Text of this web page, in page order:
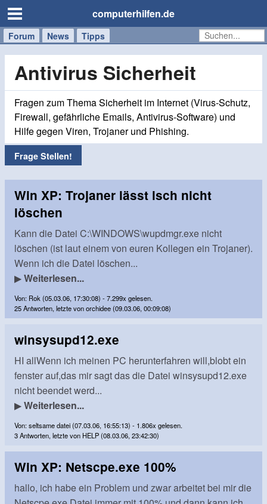
computerhilfen.de
Forum News Tipps
Handy
Windows
Mac
Antivirus Sicherheit
Fragen zum Thema Sicherheit im Internet (Virus-Schutz,
Firewall, gefährliche Emails, Antivirus-Software) und
Hilfe gegen Viren, Trojaner und Phishing.
Frage Stellen!
Win XP: Trojaner lässt isch nicht
löschen
Kann die Datei C:\WINDOWS\wupdmgr.exe nicht
löschen (ist laut einem von euren Kollegen ein Trojaner).
Wenn ich die Datei löschen...
▶Weiterlesen...
Von: Rok (05.03.06, 17:30:08) - 7.299x gelesen.
25 Antworten, letzte von orchidee (09.03.06, 00:09:08)
winsysupd12.exe
HI allWenn ich meinen PC herunterfahren will,blobt ein
fenster auf,das mir sagt das die Datei winsysupd12.exe
nicht beendet werd...
▶Weiterlesen...
Von: seltsame datei (07.03.06, 16:55:13) - 1.806x gelesen.
3 Antworten, letzte von HELP (08.03.06, 23:42:30)
Win XP: Netscpe.exe 100%
hallo, ich habe ein Problem und zwar arbeitet bei mir die